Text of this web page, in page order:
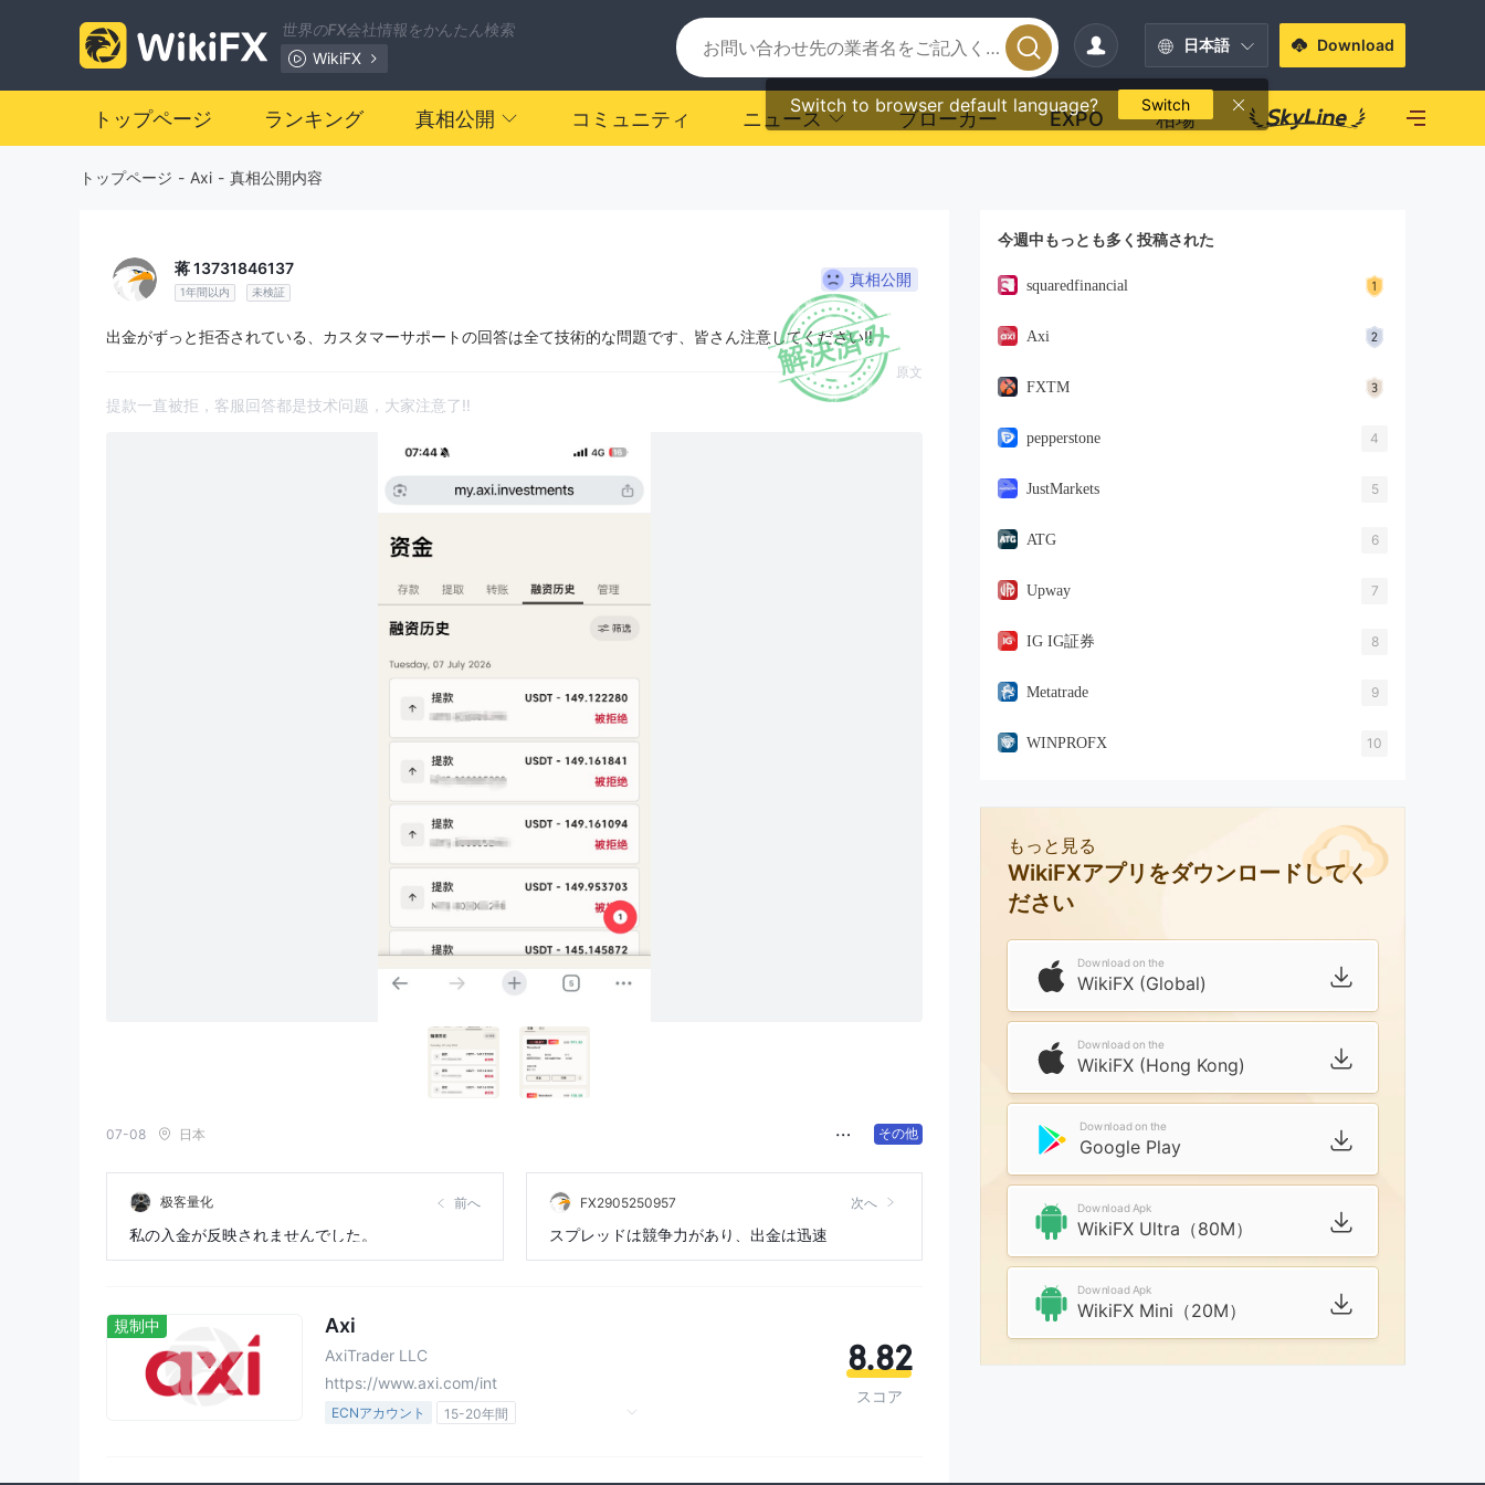
世界のFX会社情報をかんたん検索
WikiFX
日本語
Switch to browser default language? Switch
Download
トップページ ランキング 真相公開 コミュニティ ニュース ブローカー EXPO 相場
トップページ - Axi - 真相公開内容
蒋 13731846137
1年間以内 未検証
真相公開
出金がずっと拒否されている、カスタマーサポートの回答は全て技術的な問題です、皆さん注意してください‼️
原文
提款一直被拒，客服回答都是技术问题，大家注意了‼️
07-08 日本 その他
极客量化 前へ
私の入金が反映されませんでした。
FX2905250957 次へ
スプレッドは競争力があり、出金は迅速
規制中 Axi
AxiTrader LLC
https://www.axi.com/int
ECNアカウント
15-20年間
8.82
スコア
今週中もっとも多く投稿された
squaredfinancial
Axi
FXTM
pepperstone 4
JustMarkets 5
ATG 6
Upway 7
IG IG証券 8
Metatrade 9
WINPROFX 10
もっと見る
WikiFXアプリをダウンロードしてく
ださい
Download on the
WikiFX (Global)
Download on the
WikiFX (Hong Kong)
Download on the
Google Play
Download Apk
WikiFX Ultra（80M）
Download Apk
WikiFX Mini（20M）